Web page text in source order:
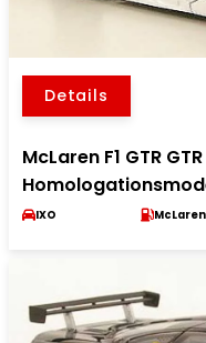
Details
McLaren F1 GTR
IXO McLaren